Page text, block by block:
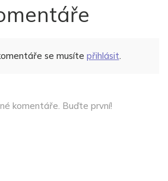
se musíte přihlásit.
komentáře. Buďte první!